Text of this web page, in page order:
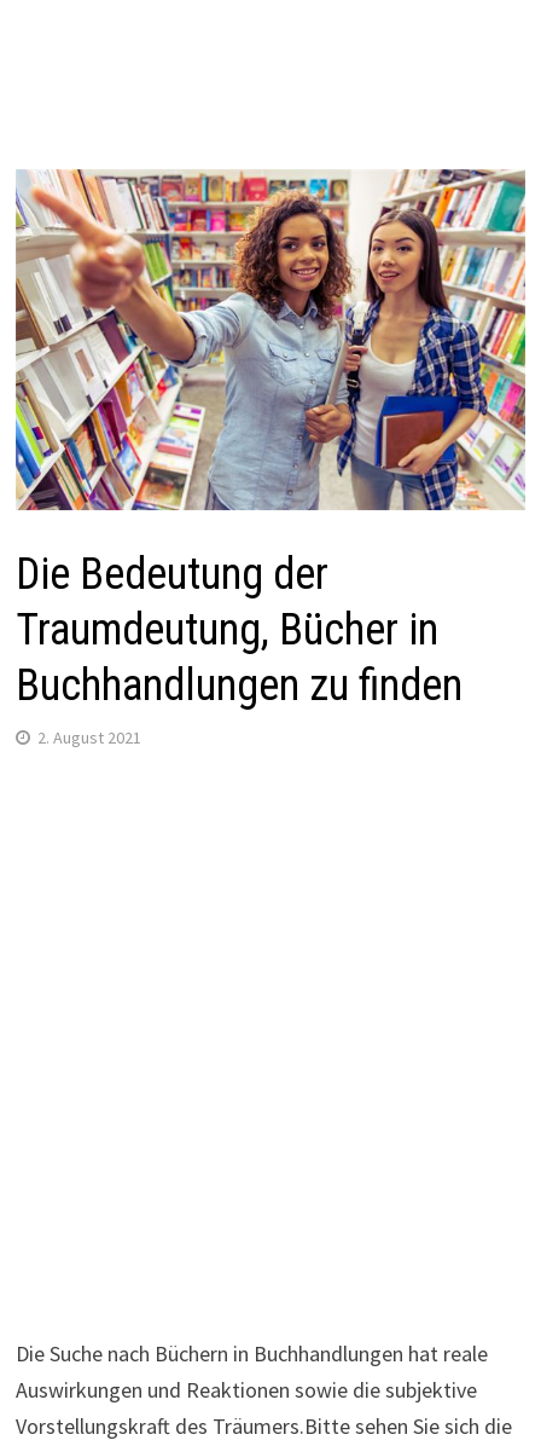
Die Bedeutung der
Traumdeutung, Bücher in
Buchhandlungen zu finden
2. August 2021
Die Suche nach Büchern in Buchhandlungen hat reale
Auswirkungen und Reaktionen sowie die subjektive
Vorstellungskraft des Träumers.Bitte sehen Sie sich die